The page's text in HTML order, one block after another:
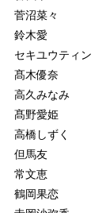
菅沼菜々
鈴木愛
セキユウティン
髙木優奈
高久みなみ
髙野愛姫
高橋しずく
但馬友
常文恵
鶴岡果恋